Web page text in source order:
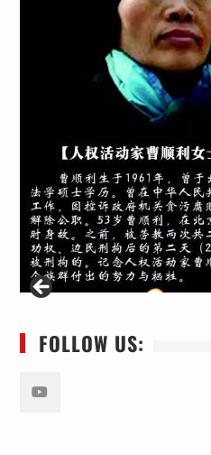
FOLLOW US: